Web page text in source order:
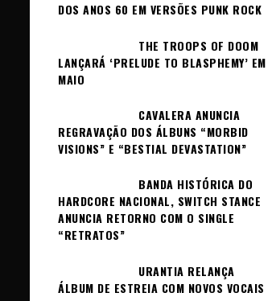
DOS ANOS 60 EM VERSÕES PUNK ROCK
THE TROOPS OF DOOM
LANÇARÁ ‘PRELUDE TO BLASPHEMY’ EM
MAIO
CAVALERA ANUNCIA
REGRAVAÇÃO DOS ÁLBUNS “MORBID
VISIONS” E “BESTIAL DEVASTATION”
BANDA HISTÓRICA DO
HARDCORE NACIONAL, SWITCH STANCE
ANUNCIA RETORNO COM O SINGLE
“RETRATOS”
URANTIA RELANÇA
ÁLBUM DE ESTREIA COM NOVOS VOCAIS